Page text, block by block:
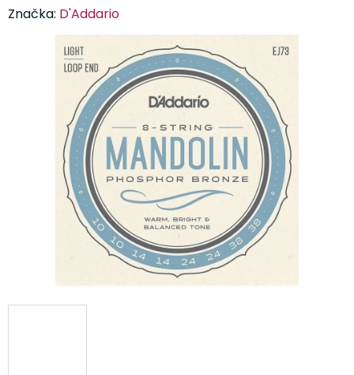
produktu
hvězdiček.
Značka: D'Addario